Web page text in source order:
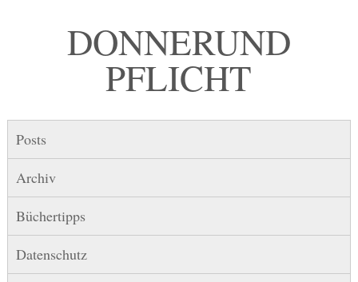
DONNER UND
PFLICHT
Posts
Archiv
Büchertipps
Datenschutz